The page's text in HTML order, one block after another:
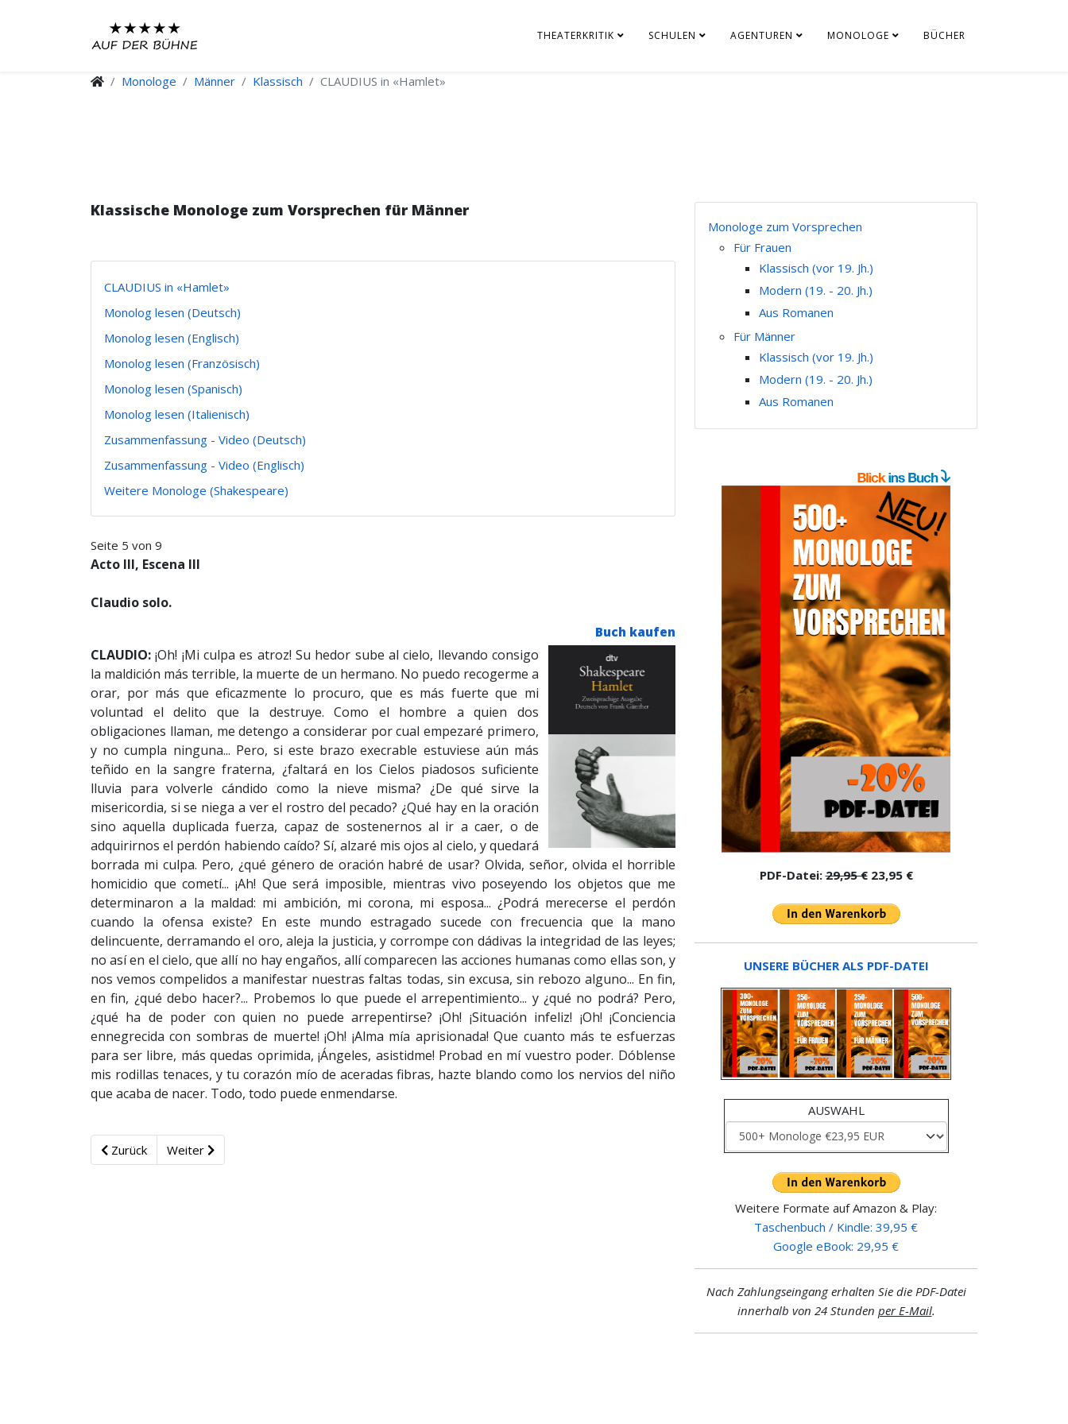
THEATERKRITIK SCHULEN AGENTUREN MONOLOGE BÜCHER
Monologe Männer Klassisch CLAUDIUS in «Hamlet»
Klassische Monologe zum Vorsprechen für Männer
CLAUDIUS in «Hamlet»
Monolog lesen (Deutsch)
Monolog lesen (Englisch)
Monolog lesen (Französisch)
Monolog lesen (Spanisch)
Monolog lesen (Italienisch)
Zusammenfassung - Video (Deutsch)
Zusammenfassung - Video (Englisch)
Weitere Monologe (Shakespeare)
Seite 5 von 9
Acto III, Escena III
Claudio solo.
Buch kaufen
CLAUDIO: ¡Oh! ¡Mi culpa es atroz! Su hedor sube al cielo, llevando consigo
la maldición más terrible, la muerte de un hermano. No puedo recogerme a
orar, por más que eficazmente lo procuro, que es más fuerte que mi
voluntad el delito que la destruye. Como el hombre a quien dos
obligaciones llaman, me detengo a considerar por cual empezaré primero,
y no cumpla ninguna... Pero, si este brazo execrable estuviese aún más
teñido en la sangre fraterna, ¿faltará en los Cielos piadosos suficiente
lluvia para volverle cándido como la nieve misma? ¿De qué sirve la
misericordia, si se niega a ver el rostro del pecado? ¿Qué hay en la oración
sino aquella duplicada fuerza, capaz de sostenernos al ir a caer, o de
adquirirnos el perdón habiendo caído? Sí, alzaré mis ojos al cielo, y quedará
borrada mi culpa. Pero, ¿qué género de oración habré de usar? Olvida, señor, olvida el horrible
homicidio que cometí... ¡Ah! Que será imposible, mientras vivo poseyendo los objetos que me
determinaron a la maldad: mi ambición, mi corona, mi esposa... ¿Podrá merecerse el perdón
cuando la ofensa existe? En este mundo estragado sucede con frecuencia que la mano
delincuente, derramando el oro, aleja la justicia, y corrompe con dádivas la integridad de las leyes;
no así en el cielo, que allí no hay engaños, allí comparecen las acciones humanas como ellas son, y
nos vemos compelidos a manifestar nuestras faltas todas, sin excusa, sin rebozo alguno... En fin,
en fin, ¿qué debo hacer?... Probemos lo que puede el arrepentimiento... y ¿qué no podrá? Pero,
¿qué ha de poder con quien no puede arrepentirse? ¡Oh! ¡Situación infeliz! ¡Oh! ¡Conciencia
ennegrecida con sombras de muerte! ¡Oh! ¡Alma mía aprisionada! Que cuanto más te esfuerzas
para ser libre, más quedas oprimida, ¡Ángeles, asistidme! Probad en mí vuestro poder. Dóblense
mis rodillas tenaces, y tu corazón mío de aceradas fibras, hazte blando como los nervios del niño
que acaba de nacer. Todo, todo puede enmendarse.
Zurück Weiter
Monologe zum Vorsprechen
Für Frauen
Klassisch (vor 19. Jh.)
Modern (19. - 20. Jh.)
Aus Romanen
Für Männer
Klassisch (vor 19. Jh.)
Modern (19. - 20. Jh.)
Aus Romanen
PDF-Datei:29,95 €23,95 €
UNSERE BÜCHER ALS PDF-DATEI
AUSWAHL
Weitere Formate auf Amazon & Play:
Taschenbuch / Kindle: 39,95 €
Google eBook: 29,95 €
Nach Zahlungseingang erhalten Sie die PDF-Datei
innerhalb von 24 Stunden per E-Mail.